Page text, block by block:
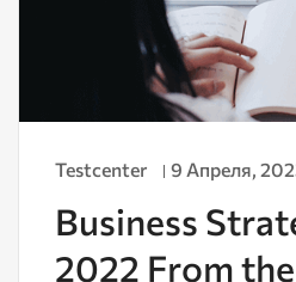
Testcenter 9 Апреля,
Business
2022 From